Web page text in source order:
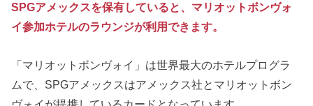
SPGアメックスを保有していると、マリオットボンヴォ
イ参加ホテルのラウンジが利用できます。
「マリオットボンヴォイ」は世界最大のホテルプログラ
ムで、SPGアメックスはアメックス社とマリオットボン